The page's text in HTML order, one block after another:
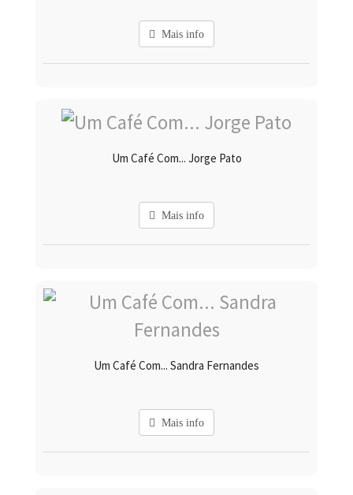
Mais info
Um Café Com... Jorge Pato
Mais info
Um Café Com... Sandra Fernandes
Mais info